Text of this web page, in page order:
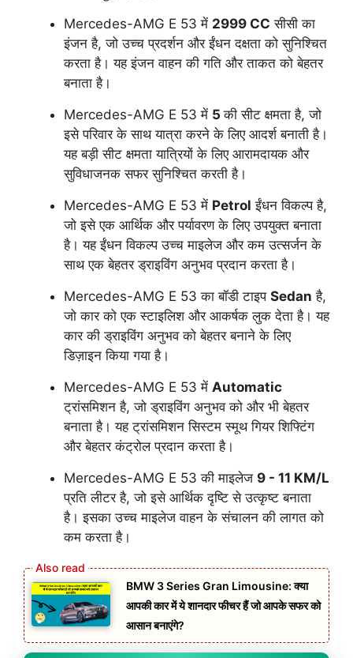
Mercedes-AMG E 53 में 2999 CC सीसी का
इंजन है, जो उच्च प्रदर्शन और ईंधन दक्षता को सुनिश्चित
करता है। यह इंजन वाहन की गति और ताकत को बेहतर
बनाता है।
Mercedes-AMG E 53 में 5की सीट क्षमता है, जो
इसे परिवार के साथ यात्रा करने के लिए आदर्श बनाती है।
यह बड़ी सीट क्षमता यात्रियों के लिए आरामदायक और
सुविधाजनक सफर सुनिश्चित करती है।
Mercedes-AMG E 53 में Petrol ईंधन विकल्प है,
जो इसे एक आर्थिक और पर्यावरण के लिए उपयुक्त बनाता
है। यह ईंधन विकल्प उच्च माइलेज और कम उत्सर्जन के
साथ एक बेहतर ड्राइविंग अनुभव प्रदान करता है।
Mercedes-AMG E 53 का बॉडी टाइप Sedan है,
जो कार को एक स्टाइलिश और आकर्षक लुक देता है। यह
कार की ड्राइविंग अनुभव को बेहतर बनाने के लिए
डिज़ाइन किया गया है।
Mercedes-AMG E 53 में Automatic
ट्रांसमिशन है, जो ड्राइविंग अनुभव को और भी बेहतर
बनाता है। यह ट्रांसमिशन सिस्टम स्मूथ गियर शिफ्टिंग
और बेहतर कंट्रोल प्रदान करता है।
Mercedes-AMG E 53 की माइलेज 9 - 11 KM/L
प्रति लीटर है, जो इसे आर्थिक दृष्टि से उत्कृष्ट बनाता
है। इसका उच्च माइलेज वाहन के संचालन की लागत को
कम करता है।
BMW 3 Series Gran Limousine: क्या
आपकी कार में ये शानदार फीचर हैं जो आपके सफर को
आसान बनाएंगे?